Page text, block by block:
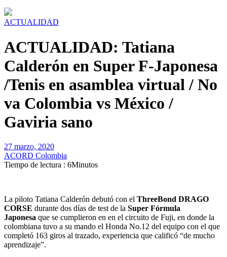
ACTUALIDAD
ACTUALIDAD: Tatiana
Calderón en Super F-Japonesa
/Tenis en asamblea virtual / No
va Colombia vs México /
Gaviria sano
27 marzo, 2020
ACORD Colombia
Tiempo de lectura : 6Minutos
La piloto Tatiana Calderón debutó con el ThreeBond DRAGO
CORSE durante dos días de test de la Super Fórmula
Japonesa que se cumplieron en en el circuito de Fuji, en donde la
colombiana tuvo a su mando el Honda No.12 del equipo con el que
completó 163 giros al trazado, experiencia que calificó “de mucho
aprendizaje”.